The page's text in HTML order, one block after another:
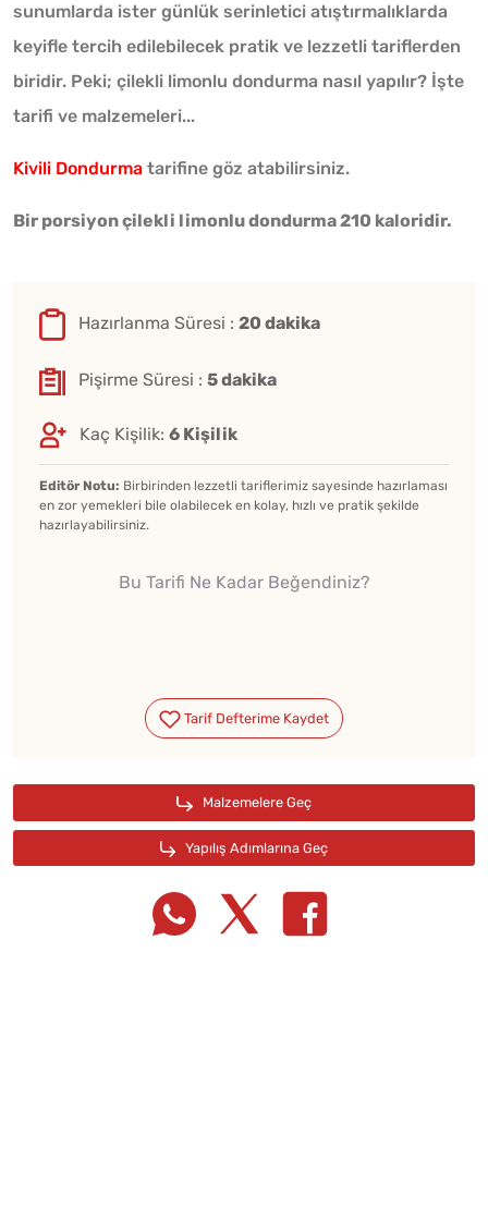
sunumlarda ister günlük serinletici atıştırmalıklarda
keyifle tercih edilebilecek pratik ve lezzetli tariflerden
biridir. Peki; çilekli limonlu dondurma nasıl yapılır? İşte
tarifi ve malzemeleri...
Kivili Dondurma tarifine göz atabilirsiniz.
Bir porsiyon çilekli limonlu dondurma 210 kaloridir.
Hazırlanma Süresi : 20 dakika
Pişirme Süresi : 5 dakika
Kaç Kişilik: 6 Kişilik
Editör Notu: Birbirinden lezzetli tariflerimiz sayesinde hazırlaması
en zor yemekleri bile olabilecek en kolay, hızlı ve pratik şekilde
hazırlayabilirsiniz.
Bu Tarifi Ne Kadar Beğendiniz?